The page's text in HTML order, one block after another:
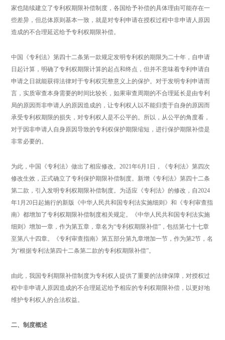
家也陆续建立了专利权期限补偿制度，各国给予补偿的具体理由可能存在一
些差异，但总体原则基本一致，就是对专利申请在授权过程中非申请人原因
造成的不合理延迟给予专利权期限补偿。
中国《专利法》第四十二条第一款规定发明专利权的期限为二十年，自申请
日起计算，明确了专利权期限计算的起点和终点，但并不意味着专利申请自
申请之日就能获得法律对于专利权完整意义上的保护。对于发明专利申请而
言，实质审查本身需要的时间比较长，如果审查周期的不合理延长是由专利
局的原因而非申请人的原因造成的，让专利权人以不能归责于自身的原因而
承受专利权期限的损失，对专利权人是不公平的。所以，从公平的角度看，
对于因非申请人自身原因导致的专利权保护期限缩短，进行保护期限补偿是
非常必要的。
为此，中国《专利法》做出了相应修改。2021年6月1日，《专利法》第四次
修改生效，正式确立了专利保护期限补偿制度。新增《专利法》第四十二条
第二款，引入发明专利权期限补偿制度。为适应《专利法》的修改，自2024
年1月20日起施行的新版《中华人民共和国专利法实施细则》和《专利审查指
南》都增加了专利权期限补偿制度相关规定。《中华人民共和国专利法实施
细则》增加一章，作为第五章，章名为“专利权期限补偿”，包括第七十七章
至第八十四章。《专利审查指南》第五部分第九章增加一节，作为第2节，名
为“根据专利法第四十二条第二款的专利权期限补偿”。
由此，我国专利期限补偿制度为专利权人提供了重要的法律保障，对授权过
程中非申请人原因造成的不合理延迟给予相应的专利权期限补偿，以更好地
维护专利权人的合法权益。
二、制度概述